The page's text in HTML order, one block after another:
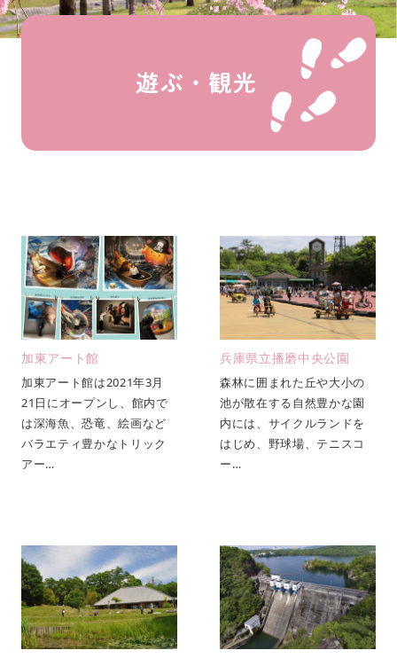
加東アート館
加東アート館は2021年3月
21日にオープンし、館内で
は深海魚、恐竜、絵画など
バラエティ豊かなトリック
アー…
兵庫県立播磨中央公園
森林に囲まれた丘や大小の
池が散在する自然豊かな園
内には、サイクルランドを
はじめ、野球場、テニスコ
ー…